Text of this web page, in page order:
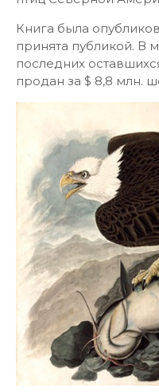
Книга была
принята публикой. В
последних
продан за $ 8,8 млн.